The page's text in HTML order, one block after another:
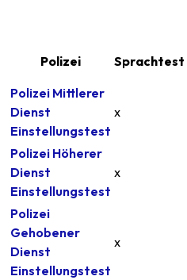
Polizei Sprachtest
Polizei Mittlerer
Dienst
Einstellungstest
x
Polizei Höherer
Dienst
Einstellungstest
x
Polizei
Gehobener
Dienst
Einstellungstest
x